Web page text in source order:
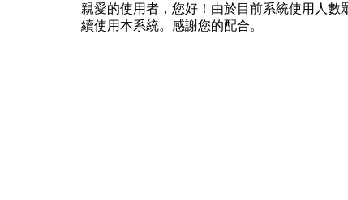
親愛的使用者，您好！由於目前系統使用人
續使用本系統。感謝您的配合。